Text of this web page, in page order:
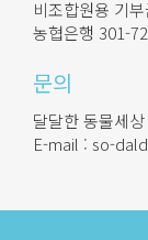
비조합원용 기
농협은행 301-
문의
달달한 동물세
E-mail : so-